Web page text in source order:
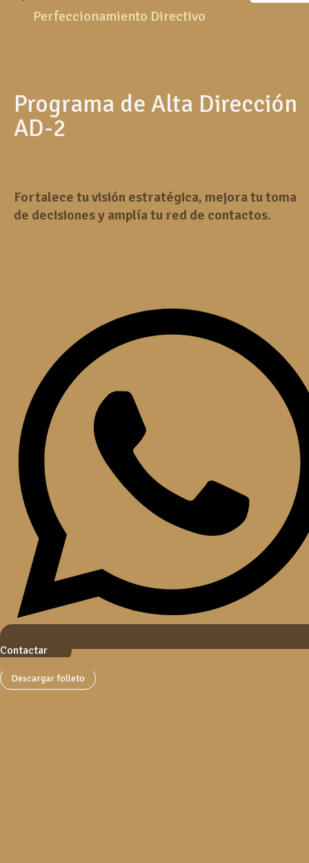
Perfeccionamiento Directivo
Programa de Alta Dirección
AD-2
Fortalece tu visión estratégica, mejora tu toma
de decisiones y amplía tu red de contactos.
Contactar
Descargar folleto